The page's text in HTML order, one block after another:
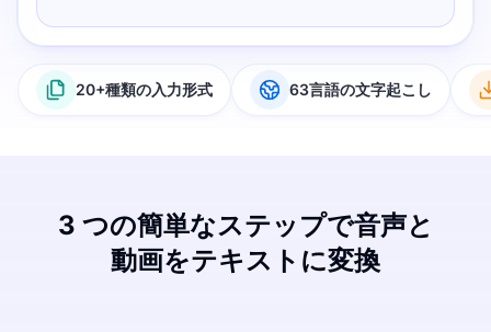
20+種類の入力形式 63言語の文字起こし
3 つの簡単なステップで音声と
動画をテキストに変換